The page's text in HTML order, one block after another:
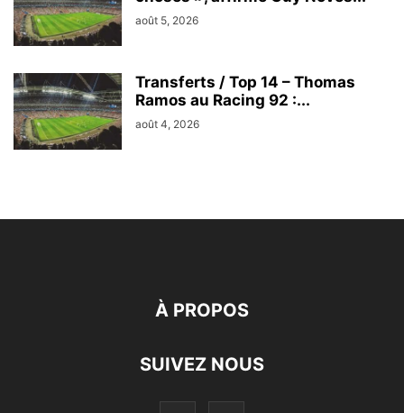
août 5, 2026
Transferts / Top 14 – Thomas
Ramos au Racing 92 :...
août 4, 2026
À PROPOS
SUIVEZ NOUS